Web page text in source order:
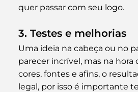
quer passar com seu logo.
3. Testes e melhorias
Uma ideia na cabeça ou no
parecer incrível, mas na hora
cores, fontes e afins, o
legal, por isso é importante